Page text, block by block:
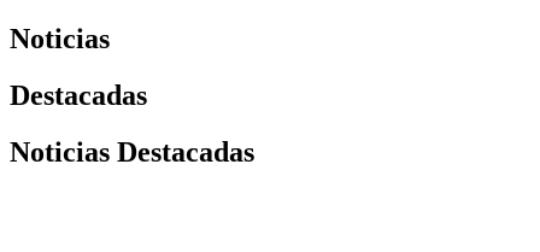
Noticias
Destacadas
Noticias Destacadas